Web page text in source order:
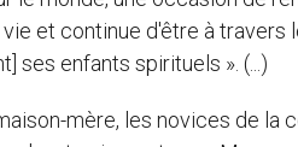
et continue d'être à travers
ses enfants spirituels ». (...)
mère, les novices de la